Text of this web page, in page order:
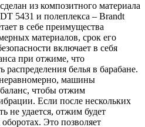
из композитного материала
5431 и полеплекса – Brandt
в себе преимущества
материалов, срок его
включает в себя
при отжиме, что
распределения белья в барабане.
неравномерно, машины
чтобы отжим
Если после нескольких
не удается, отжим будет
Это позволяет